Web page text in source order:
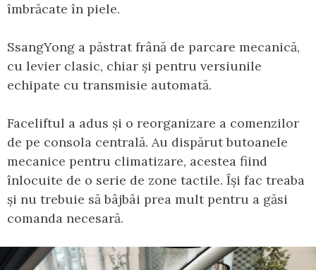
îmbrăcate în piele.
SsangYong a păstrat frână de parcare mecanică,
cu levier clasic, chiar și pentru versiunile
echipate cu transmisie automată.
Faceliftul a adus și o reorganizare a comenzilor
de pe consola centrală. Au dispărut butoanele
mecanice pentru climatizare, acestea fiind
înlocuite de o serie de zone tactile. Își fac treaba
și nu trebuie să bâjbâi prea mult pentru a găsi
comanda necesară.